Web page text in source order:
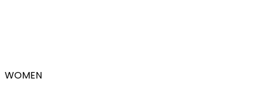
WOMEN